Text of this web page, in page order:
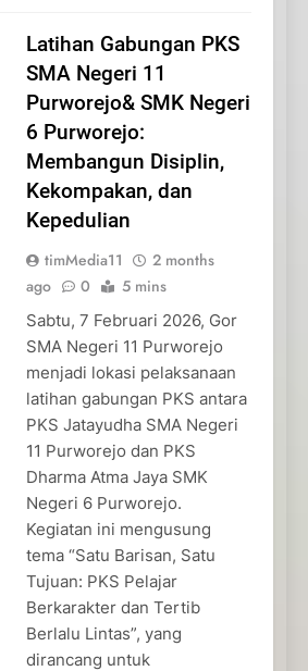
Latihan Gabungan PKS
SMA Negeri 11
Purworejo& SMK Negeri
6 Purworejo:
Membangun Disiplin,
Kekompakan, dan
Kepedulian
timMedia11
2 months
ago
0 5 mins
Sabtu, 7 Februari 2026, Gor
SMA Negeri 11 Purworejo
menjadi lokasi pelaksanaan
latihan gabungan PKS antara
PKS Jatayudha SMA Negeri
11 Purworejo dan PKS
Dharma Atma Jaya SMK
Negeri 6 Purworejo.
Kegiatan ini mengusung
tema “Satu Barisan, Satu
Tujuan: PKS Pelajar
Berkarakter dan Tertib
Berlalu Lintas”, yang
dirancang untuk